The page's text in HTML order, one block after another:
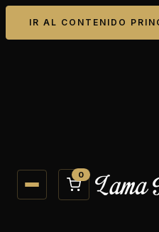
IR AL CONTENIDO
0